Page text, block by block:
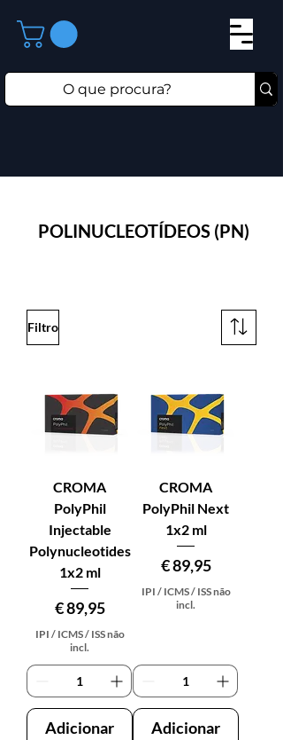
POLINUCLEOTÍDEOS (PN)
Filtro
CROMA
PolyPhil
Injectable
Polynucleotides
1x2 ml
Preço
€ 89,95
IPI / ICMS / ISS não
incl.
Adicionar
CROMA
PolyPhil Next
1x2 ml
Preço
€ 89,95
IPI / ICMS / ISS não
incl.
Adicionar